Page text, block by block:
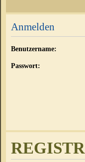
Anmelden
Benutzername:
Passwort: